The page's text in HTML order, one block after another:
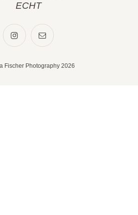
ECHT
Fischer Photography 2026